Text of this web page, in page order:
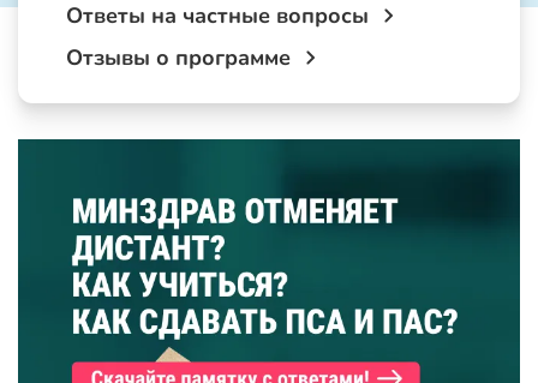
Ответы на частные вопросы
Отзывы о программе